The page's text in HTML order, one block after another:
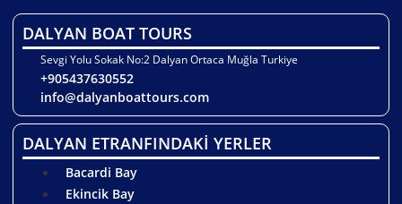
DALYAN BOAT TOURS
Sevgi Yolu Sokak No:2 Dalyan Ortaca Muğla Turkiye
+905437630552
info@dalyanboattours.com
DALYAN ETRANFINDAKİ YERLER
Bacardi Bay
Ekincik Bay